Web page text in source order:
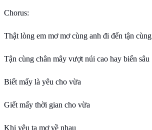
Chorus:
Thật lòng em mơ mơ cùng anh đi đến tận cùng
Tận cùng chân mây vượt núi cao hay biển sâu
Biết mấy là yêu cho vừa
Giết mấy thời gian cho vừa
Khi yêu ta mơ về nhau